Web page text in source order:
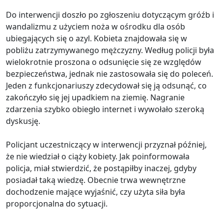
Do interwencji doszło po zgłoszeniu dotyczącym gróźb i
wandalizmu z użyciem noża w ośrodku dla osób
ubiegających się o azyl. Kobieta znajdowała się w
pobliżu zatrzymywanego mężczyzny. Według policji była
wielokrotnie proszona o odsunięcie się ze względów
bezpieczeństwa, jednak nie zastosowała się do poleceń.
Jeden z funkcjonariuszy zdecydował się ją odsunąć, co
zakończyło się jej upadkiem na ziemię. Nagranie
zdarzenia szybko obiegło internet i wywołało szeroką
dyskusję.
Policjant uczestniczący w interwencji przyznał później,
że nie wiedział o ciąży kobiety. Jak poinformowała
policja, miał stwierdzić, że postąpiłby inaczej, gdyby
posiadał taką wiedzę. Obecnie trwa wewnętrzne
dochodzenie mające wyjaśnić, czy użyta siła była
proporcjonalna do sytuacji.